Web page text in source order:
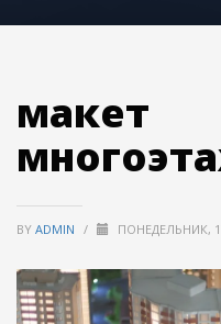
макет
BY ADMIN / ПОНЕДЕЛЬНИК,